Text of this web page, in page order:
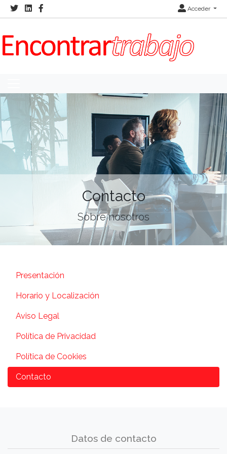
Acceder
Contacto
Sobre nosotros
Presentación
Horario y Localización
Aviso Legal
Política de Privacidad
Política de Cookies
Contacto
Datos de contacto